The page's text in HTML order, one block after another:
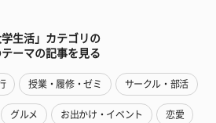
学生活」カテゴリの
テーマの記事を見る
授業・履修・ゼミ サークル・部活
グルメ お出かけ・イベント 恋愛